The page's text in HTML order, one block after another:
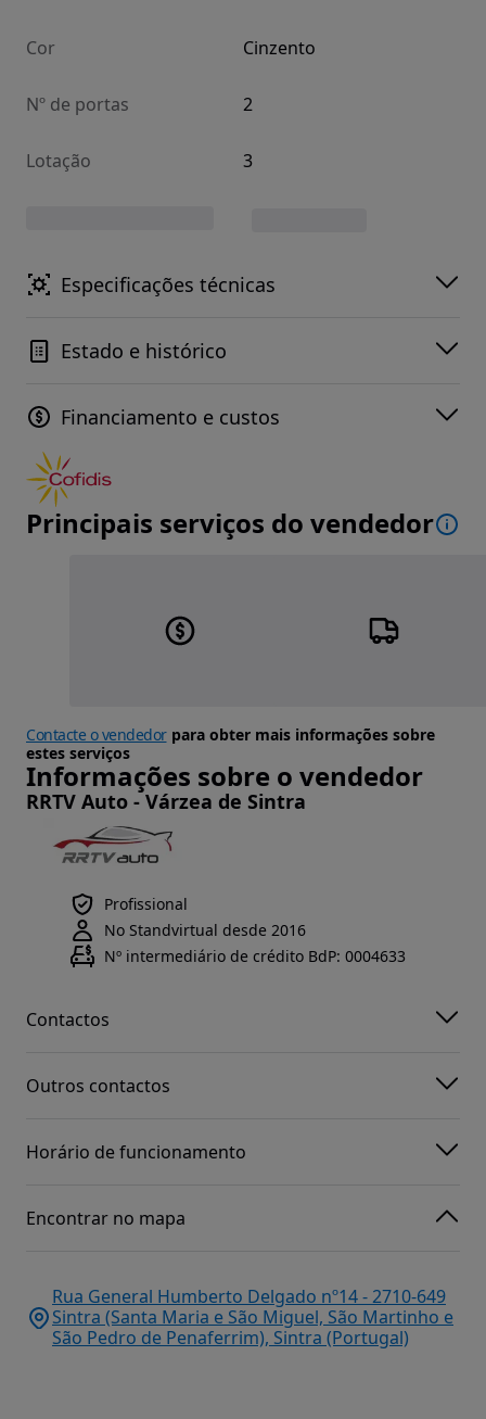
Cor Cinzento
Nº de portas 2
Lotação 3
Especificações técnicas
Estado e histórico
Financiamento e custos
Principais serviços do vendedor
Contacte o vendedorpara obter mais informações sobre
estes serviços
Informações sobre o vendedor
RRTV Auto - Várzea de Sintra
Profissional
No Standvirtual desde 2016
Nº intermediário de crédito BdP: 0004633
Contactos
Outros contactos
Horário de funcionamento
Encontrar no mapa
Rua General Humberto Delgado nº14 - 2710-649
Sintra (Santa Maria e São Miguel, São Martinho e
São Pedro de Penaferrim), Sintra (Portugal)